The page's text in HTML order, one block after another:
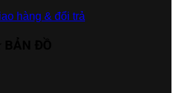
hàng & đổi trả